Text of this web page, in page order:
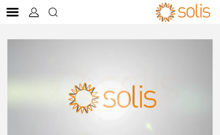

 نبذة عن التقنية
1page.page